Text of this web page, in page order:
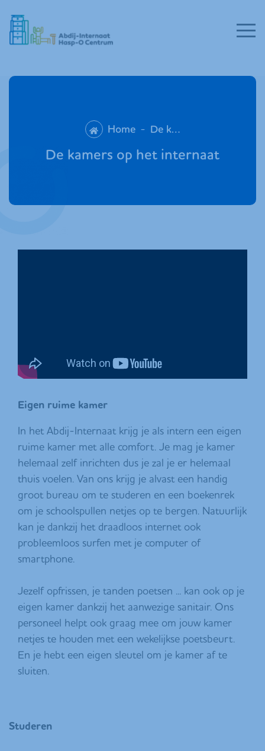
De kamers op het internaat
Home - De kamers op het internaat
Eigen ruime kamer
In het Abdij-Internaat krijg je als intern een eigen
ruime kamer met alle comfort. Je mag je kamer
helemaal zelf inrichten dus je zal je er helemaal
thuis voelen. Van ons krijg je alvast een handig
groot bureau om te studeren en een boekenrek
om je schoolspullen netjes op te bergen. Natuurlijk
kan je dankzij het draadloos internet ook
probleemloos surfen met je computer of
smartphone.
Jezelf opfrissen, je tanden poetsen ... kan ook op je
eigen kamer dankzij het aanwezige sanitair. Ons
personeel helpt ook graag mee om jouw kamer
netjes te houden met een wekelijkse poetsbeurt.
En je hebt een eigen sleutel om je kamer af te
sluiten.
Studeren